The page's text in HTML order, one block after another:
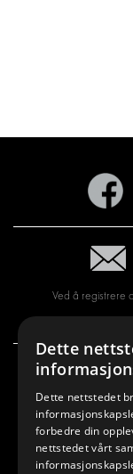
Ved å registrere
FRAKTLØSNINGER
GULV- OG
Dette
Dette nettstedet
forbedre din
nettstedet vårt